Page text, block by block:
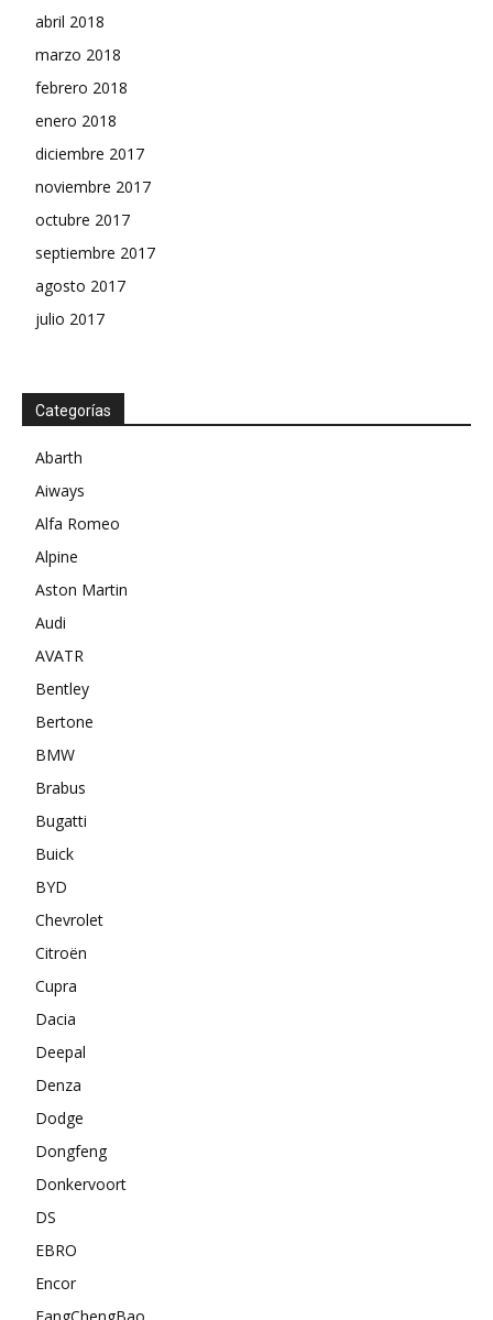
abril 2018
marzo 2018
febrero 2018
enero 2018
diciembre 2017
noviembre 2017
octubre 2017
septiembre 2017
agosto 2017
julio 2017
Categorías
Abarth
Aiways
Alfa Romeo
Alpine
Aston Martin
Audi
AVATR
Bentley
Bertone
BMW
Brabus
Bugatti
Buick
BYD
Chevrolet
Citroën
Cupra
Dacia
Deepal
Denza
Dodge
Dongfeng
Donkervoort
DS
EBRO
Encor